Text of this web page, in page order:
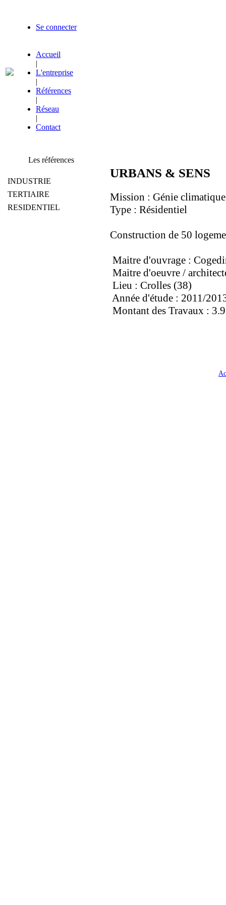
Se connecter
Accueil
|
L'entreprise
|
Références
|
Réseau
|
Contact
Les références
INDUSTRIE
TERTIAIRE
RESIDENTIEL
URBANS & SENS
Mission : Génie
Type : Résidentiel
Construction de 50
Maitre d'ouvrage :
Maitre d'oeuvre /
Lieu : Crolles (38)
Année d'étude : 2011/
Montant des Travaux :